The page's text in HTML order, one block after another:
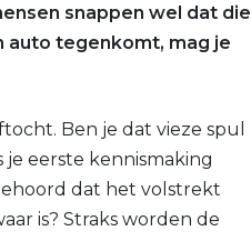
snappen wel dat die
auto tegenkomt, mag je
Ben je dat vieze spul
eerste kennismaking
dat het volstrekt
is? Straks worden de